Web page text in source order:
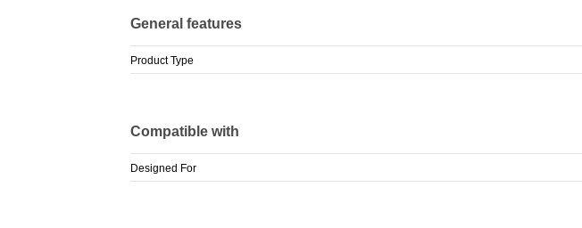
General features
Product Type
Compatible with
Designed For